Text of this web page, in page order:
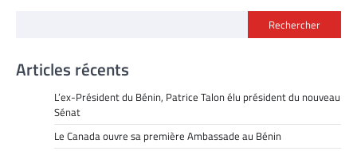
Rechercher
Articles récents
L’ex-Président du Bénin, Patrice Talon élu président du nouveau
Sénat
Le Canada ouvre sa première Ambassade au Bénin